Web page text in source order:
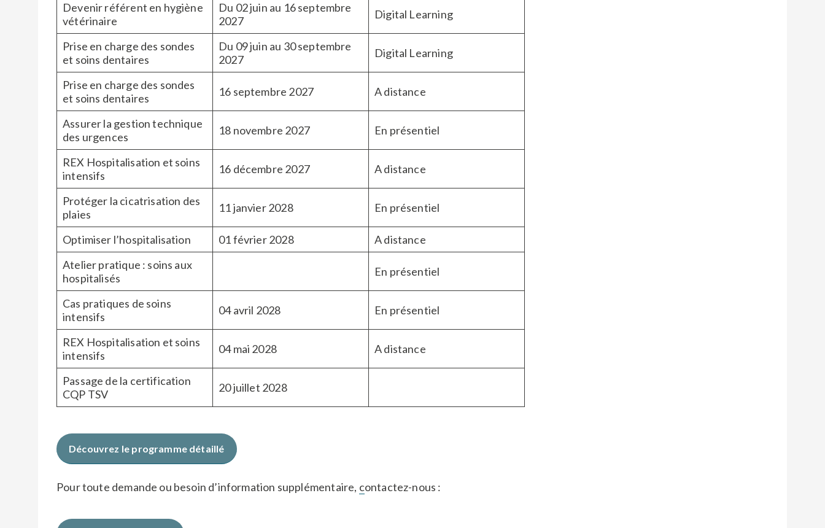
Devenir référent en hygiène
vétérinaire
Du 02 juin au 16 septembre
2027
Digital Learning
Prise en charge des sondes
et soins dentaires
Du 09 juin au 30 septembre
2027
Digital Learning
Prise en charge des sondes
et soins dentaires
16 septembre 2027 A distance
Assurer la gestion technique
des urgences
18 novembre 2027 En présentiel
REX Hospitalisation et soins
intensifs
16 décembre 2027 A distance
Protéger la cicatrisation des
plaies
11 janvier 2028 En présentiel
Optimiser l’hospitalisation 01 février 2028
A distance
Atelier pratique : soins aux
hospitalisés
En présentiel
Cas pratiques de soins
intensifs
04 avril 2028 En présentiel
REX Hospitalisation et soins
intensifs
04 mai 2028 A distance
Passage de la certification
CQP TSV
20 juillet 2028
Découvrez le programme détaillé
Pour toute demande ou besoin d’information supplémentaire, contactez-nous :